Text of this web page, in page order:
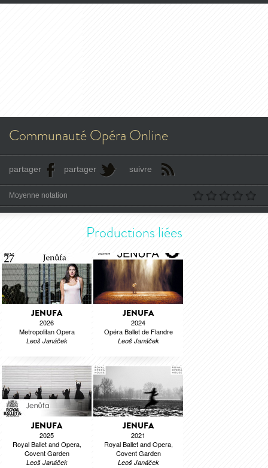
Communauté Opéra Online
partager partager suivre
Moyenne notation
Productions liées
JENUFA
2026
Metropolitan Opera
Leoš Janáček
JENUFA
2024
Opéra Ballet de Flandre
Leoš Janáček
JENUFA
2025
Royal Ballet and Opera,
Covent Garden
Leoš Janáček
JENUFA
2021
Royal Ballet and Opera,
Covent Garden
Leoš Janáček